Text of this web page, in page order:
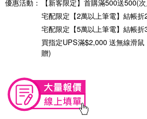
優惠活動：
【新客限定】首購滿500送500(
宅配限定【2萬以上筆電】結帳
宅配限定【5萬以上筆電】結帳
買指定UPS滿$2,000 送無線滑
贈)